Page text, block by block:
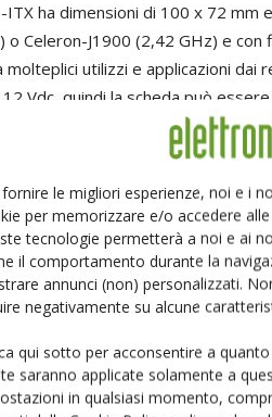
fornire le migliori esperienze, noi e i
per memorizzare e/o accedere
tecnologie permetterà a noi e ai
il comportamento durante la
annunci (non) personalizzati.
negativamente su alcune
qui sotto per acconsentire a
saranno applicate solamente a
in qualsiasi momento,
ha dimensioni di 100 x 72 mm
Celeron-J1900 (2,42 GHz) e con
utilizzi e applicazioni dai
Vdc, quindi la scheda può
a basso consumo energetico e
grande potenza di calcolo. Per la
o si può collegare la scheda
della board, poiché tutte le fonti
due monitor